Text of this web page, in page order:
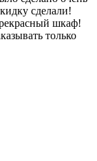
сделали!
шкаф!
только